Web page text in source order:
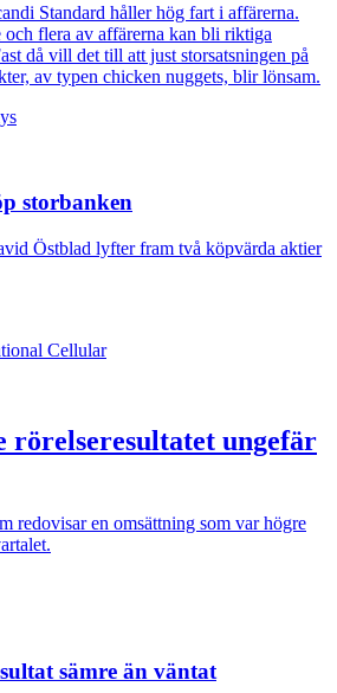
Standard håller hög fart i affärerna.
flera av affärerna kan bli riktiga
då vill det till att just storsatsningen på
av typen chicken nuggets, blir lönsam.
storbanken
Östblad lyfter fram två köpvärda aktier
Cellular
rörelseresultatet ungefär
redovisar en omsättning som var högre
sämre än väntat